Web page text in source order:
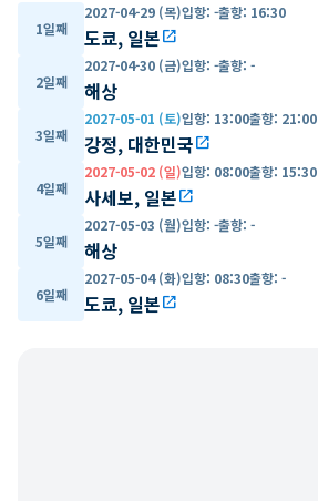
1일째
2027-04-29 (목)입항: -출항: 16:30
도쿄, 일본open_in_new
2일째
2027-04-30 (금)입항: -출항: -
해상
3일째
2027-05-01 (토)입항: 13:00출항: 21:00
강정, 대한민국open_in_new
4일째
2027-05-02 (일)입항: 08:00출항: 15:30
사세보, 일본open_in_new
5일째
2027-05-03 (월)입항: -출항: -
해상
6일째
2027-05-04 (화)입항: 08:30출항: -
도쿄, 일본open_in_new